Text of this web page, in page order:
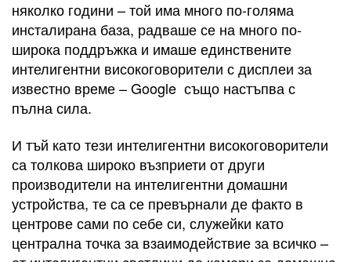
няколко години – той има много по-голяма
инсталирана база, радваше се на много по-
широка поддръжка и имаше единствените
интелигентни високоговорители с дисплеи за
известно време – Google също настъпва с
пълна сила.
И тъй като тези интелигентни високоговорители
са толкова широко възприети от други
производители на интелигентни домашни
устройства, те са се превърнали де факто в
центрове сами по себе си, служейки като
централна точка за взаимодействие за всичко –